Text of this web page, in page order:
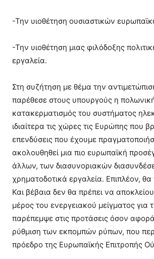
-Την υιοθέτηση ουσιαστικών
-Την υιοθέτηση μιας φιλόδοξης
εργαλεία.
Στη συζήτηση με θέμα την
παρέθεσε στους υπουργούς η
κατακερματισμός του συστήματος
ιδιαίτερα τις χώρες τις Ευρώπης που
επενδύσεις που έχουμε
ακολουθηθεί μια πιο ευρωπαϊκή
άλλων, των διασυνοριακών
χρηματοδοτικά εργαλεία. Επιπλέον,
Και βέβαια δεν θα πρέπει να
μέρος του ενεργειακού μείγματος
παρέπεμψε στις προτάσεις όσον
ρύθμιση των εκπομπών ρύπων, που
πρόεδρο της Ευρωπαϊκής Επιτροπής